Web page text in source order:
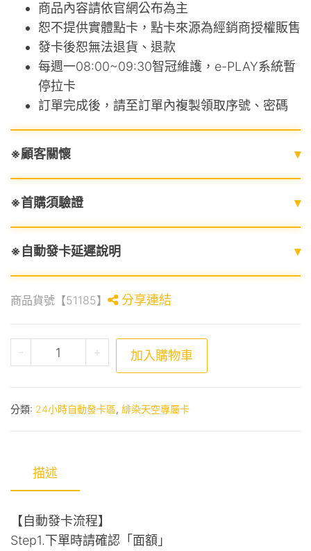
商品內容請依官網公布為主
恕不提供實體點卡，點卡來源為經銷商授權販售
發卡後恕無法退貨、退款
每週一08:00~09:30智冠維護，e-PLAY系統暫
停拉卡
訂單完成後，請至訂單內複製領取序號、密碼
※顧客關懷 ▾
※首購須驗證 ▾
※自動發卡延遲說明 ▾
商品貨號【51185】 分享連結
- 緋染天空專屬卡276點 數量
+ 加入購物車
分類: 24小時自動發卡區, 緋染天空專屬卡
描述
【自動發卡流程】
Step1.下單時請確認「面額」